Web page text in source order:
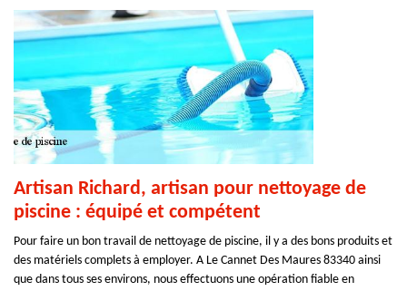
Artisan Richard, artisan pour nettoyage de
piscine : équipé et compétent
Pour faire un bon travail de nettoyage de piscine, il y a des bons produits et
des matériels complets à employer. A Le Cannet Des Maures 83340 ainsi
que dans tous ses environs, nous effectuons une opération fiable en